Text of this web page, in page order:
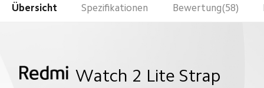
Übersicht Spezifikationen Bewertung(58)
Watch 2 Lite Strap